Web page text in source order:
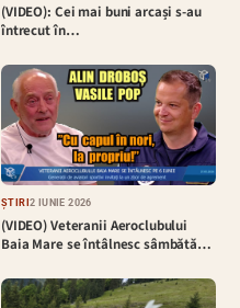
(VIDEO): Cei mai buni arcași s-au
întrecut în…
ȘTIRI2 IUNIE 2026
(VIDEO) Veteranii Aeroclubului
Baia Mare se întâlnesc sâmbătă…